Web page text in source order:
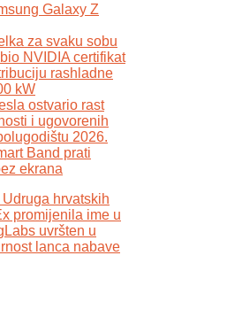
Galaxy Z
za svaku sobu
NVIDIA certifikat
rashladne
kW
ostvario rast
i ugovorenih
2026.
Band prati
ekrana
Udruga hrvatskih
promijenila ime u
uvršten u
lanca nabave